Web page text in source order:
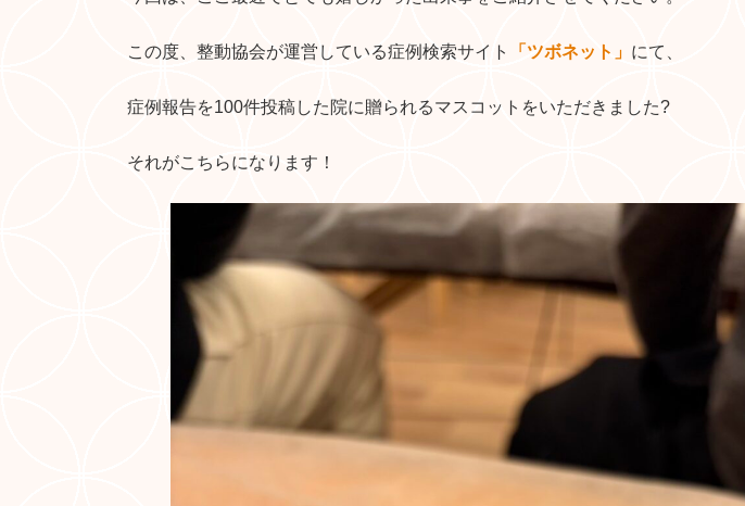
この度、整動協会が運営している症例検索サイト 「ツボネット」 にて、
症例報告を100件投稿した院に贈られるマスコットをいただきました?
それがこちらになります！